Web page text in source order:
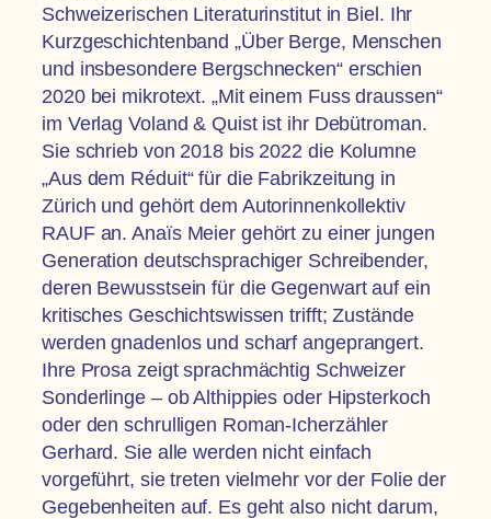
Schweizerischen Literaturinstitut in Biel. Ihr
Kurzgeschichtenband „Über Berge, Menschen
und insbesondere Bergschnecken“ erschien
2020 bei mikrotext. „Mit einem Fuss draussen“
im Verlag Voland & Quist ist ihr Debütroman.
Sie schrieb von 2018 bis 2022 die Kolumne
„Aus dem Réduit“ für die Fabrikzeitung in
Zürich und gehört dem Autorinnenkollektiv
RAUF an. Anaïs Meier gehört zu einer jungen
Generation deutschsprachiger Schreibender,
deren Bewusstsein für die Gegenwart auf ein
kritisches Geschichtswissen trifft; Zustände
werden gnadenlos und scharf angeprangert.
Ihre Prosa zeigt sprachmächtig Schweizer
Sonderlinge – ob Althippies oder Hipsterkoch
oder den schrulligen Roman-Icherzähler
Gerhard. Sie alle werden nicht einfach
vorgeführt, sie treten vielmehr vor der Folie der
Gegebenheiten auf. Es geht also nicht darum,